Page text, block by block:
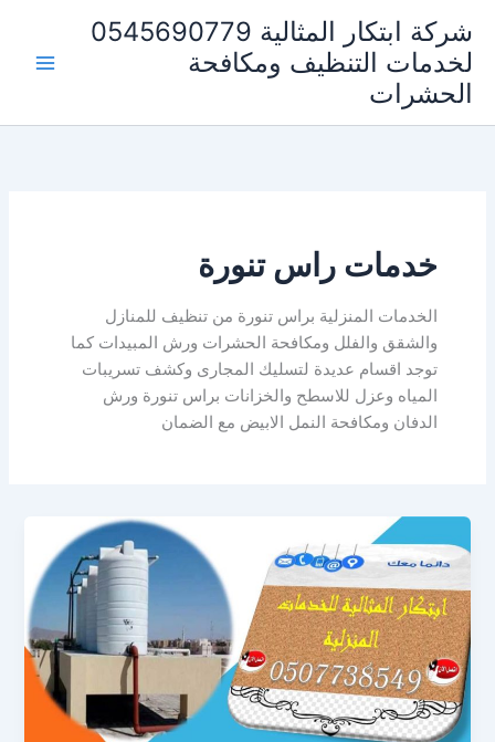
المحتوى
شركة ابتكار المثالية 0545690779
لخدمات التنظيف ومكافحة
الحشرات
خدمات راس تنورة
الخدمات المنزلية براس تنورة من تنظيف للمنازل
والشقق والفلل ومكافحة الحشرات ورش المبيدات كما
توجد اقسام عديدة لتسليك المجارى وكشف تسريبات
المياه وعزل للاسطح والخزانات براس تنورة ورش
الدفان ومكافحة النمل الابيض مع الضمان